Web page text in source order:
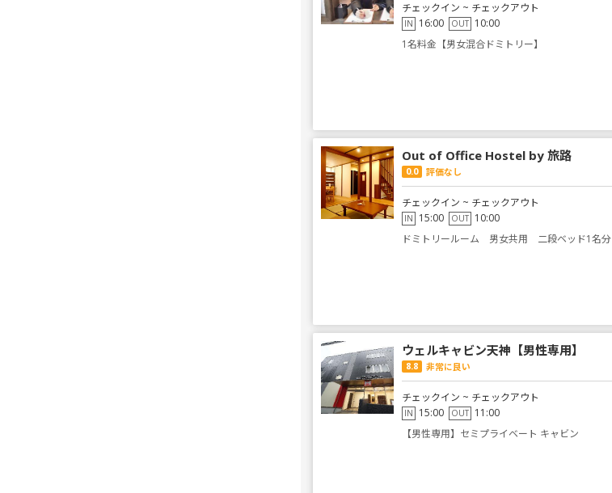
チェックイン ~ チェックアウト
IN 16:00 OUT 10:00
1名料金【男女混合ドミトリー】
Out of Office Hostel by 旅路
0.0 評価なし
チェックイン ~ チェックアウト
IN 15:00 OUT 10:00
ドミトリールーム 男女共用 二段ベッド1名分
ウェルキャビン天神【男性専用】
8.8 非常に良い
チェックイン ~ チェックアウト
IN 15:00 OUT 11:00
【男性専用】セミプライベート キャビン